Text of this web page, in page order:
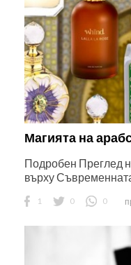
Магията на
Подробен Преглед
върху
1 0 0